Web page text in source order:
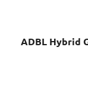
ADBL Hybrid